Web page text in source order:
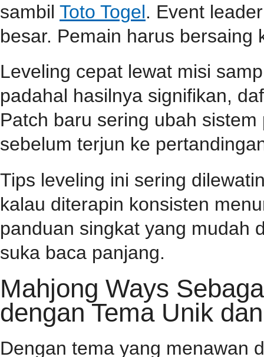
sambil Toto Togel. Event
besar. Pemain harus
Leveling cepat lewat misi
padahal hasilnya signifikan,
Patch baru sering ubah
sebelum terjun ke
Tips leveling ini sering
kalau diterapin konsisten
panduan singkat yang mudah
suka baca panjang.
Mahjong Ways
dengan Tema Unik
Dengan tema yang menawan